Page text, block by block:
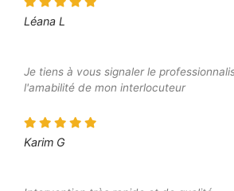
Léana L
Je tiens à vous signaler le
l'amabilité de mon interlocuteur
Karim G